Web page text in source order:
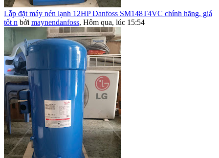
Lắp đặt máy nén lạnh 12HP Danfoss SM148T4VC chính hãng, giá
tốt n bởi maynendanfoss, Hôm qua, lúc 15:54